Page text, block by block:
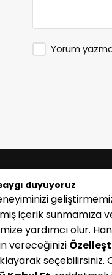
Yorum
seçimi yapın. WP-
menü eşleştirmesi
duyuyoruz
içerik sunmamıza
yardımcı olur.
vereceğinizi
seçebilirsiniz.